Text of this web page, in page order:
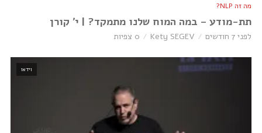
מה זה NLP?
תת-מודע – במה המוח שלנו מתמקד? | י׳ קורן
לפני 7 חודשים Kety SEGEV 0 צפיות
וידאו